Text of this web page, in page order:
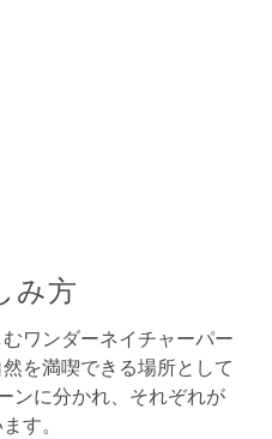
み方
ワンダーネイチャーパー
を満喫できる場所として
ンに分かれ、それぞれが
す。